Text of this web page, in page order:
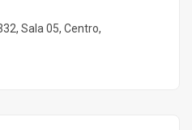
Sala 05, Centro,